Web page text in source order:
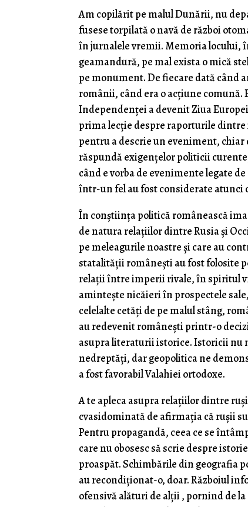
Am copilărit pe malul Dunării, nu
fusese torpilată o navă de război
în jurnalele vremii. Memoria locului,
geamandură, pe mal exista o mică
pe monument. De fiecare dată când
românii, când era o acțiune comună.
Independenței a devenit Ziua
prima lecție despre raporturile
pentru a descrie un eveniment,
răspundă exigențelor politicii
când e vorba de evenimente legate
într-un fel au fost considerate atunci
În conștiința politică românească
de natura relațiilor dintre Rusia și
pe meleagurile noastre și care au
statalității românești au fost folosite
relații între imperii rivale, în spiritul
amintește nicăieri în prospectele
celelalte cetăți de pe malul stâng,
au redevenit românești printr-o
asupra literaturii istorice. Istoricii nu
nedreptăți, dar geopolitica ne
a fost favorabil Valahiei ortodoxe.
A te apleca asupra relațiilor dintre
cvasidominată de afirmația că rușii
Pentru propagandă, ceea ce se
care nu obosesc să scrie despre
proaspăt. Schimbările din geografia
au recondiționat-o, doar. Războiul
ofensivă alături de alții , pornind de